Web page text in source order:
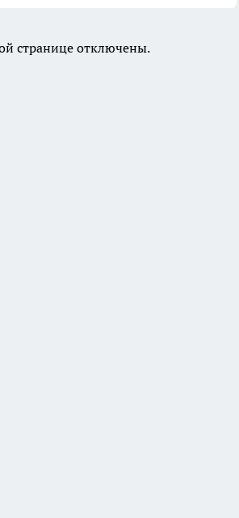
странице отключены.